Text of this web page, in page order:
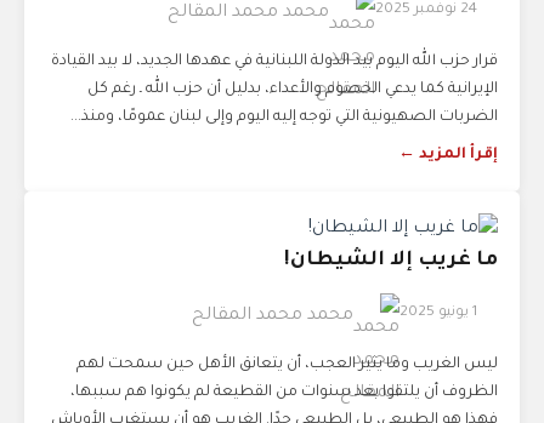
24 نوفمبر 2025 محمد محمد المقالح
قرار حزب الله اليوم بيد الدولة اللبنانية في عهدها الجديد، لا بيد القيادة
الإيرانية كما يدعي الخصوم والأعداء، بدليل أن حزب الله ـ رغم كل
الضربات الصهيونية التي توجه إليه اليوم وإلى لبنان عمومًا، ومنذ...
إقرأ المزيد ←
ما غريب إلا الشيطان!
1 يونيو 2025 محمد محمد المقالح
ليس الغريب وما يثير العجب، أن يتعانق الأهل حين سمحت لهم
الظروف أن يلتقوا بعد سنوات من القطيعة لم يكونوا هم سببها،